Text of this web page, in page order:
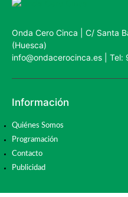
Onda Cero Cinca | C/ Santa
(Huesca)
info@ondacerocinca.es | Tel:
Información
Quiénes Somos
Programación
Contacto
Publicidad